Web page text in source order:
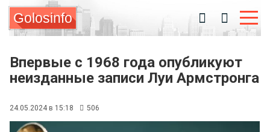
Golosinfo
Впервые с 1968 года опубликуют
неизданные записи Луи Армстронга
24.05.2024 в 15:18 506